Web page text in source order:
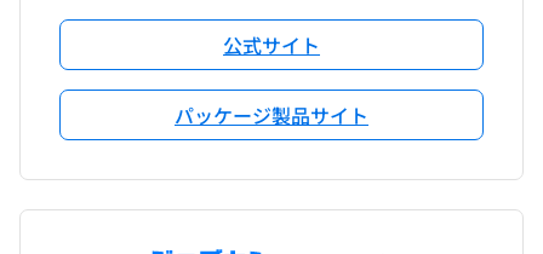
公式サイト
パッケージ製品サイト